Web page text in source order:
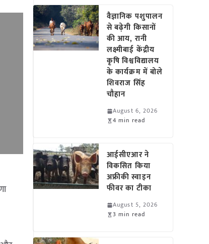
वैज्ञानिक पशुपालन
से बढ़ेगी किसानों
की आय, रानी
लक्ष्मीबाई केंद्रीय
कृषि विश्वविद्यालय
के कार्यक्रम में बोले
शिवराज सिंह
चौहान
August 6, 2026
4 min read
आईसीएआर ने
विकसित किया
अफ्रीकी स्वाइन
फीवर का टीका
August 5, 2026
3 min read